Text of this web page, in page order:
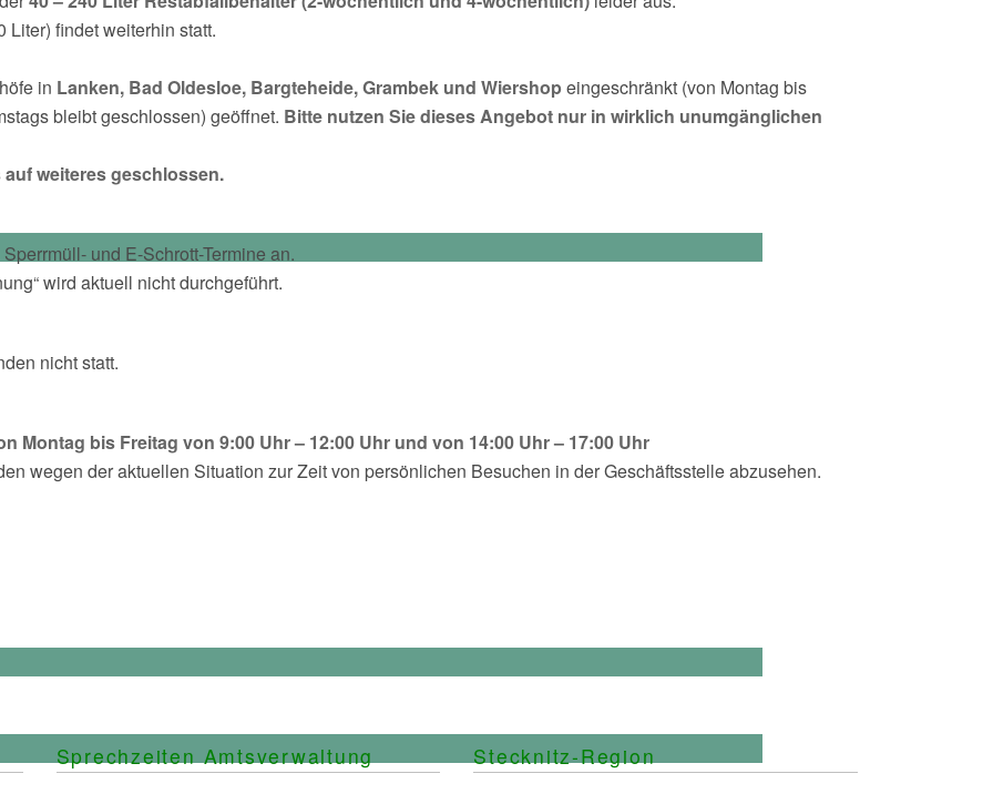
Liter) findet weiterhin statt.
in Lanken, Bad Oldesloe, Bargteheide, Grambek und Wiershop eingeschränkt (von Montag bis
bleibt geschlossen) geöffnet. Bitte nutzen Sie dieses Angebot nur in wirklich unumgänglichen
weiteres geschlossen.
und E-Schrott-Termine an.
wird aktuell nicht durchgeführt.
nicht statt.
Montag bis Freitag von 9:00 Uhr – 12:00 Uhr und von 14:00 Uhr – 17:00 Uhr
wegen der aktuellen Situation zur Zeit von persönlichen Besuchen in der Geschäftsstelle abzusehen.
für Kita und
Sprechzeiten Amtsverwaltung Stecknitz-Region